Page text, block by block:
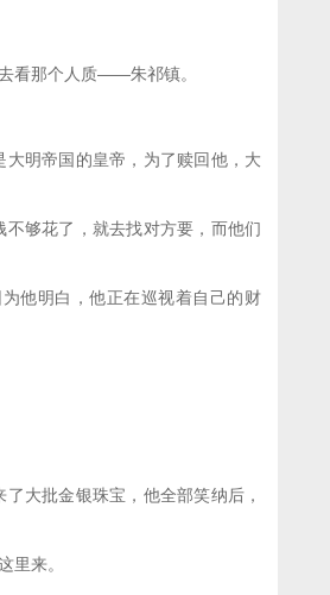
看那个人质——朱祁镇。
明帝国的皇帝，为了赎回他，大
够花了，就去找对方要，而他们
他明白，他正在巡视着自己的财
大批金银珠宝，他全部笑纳后，
来。